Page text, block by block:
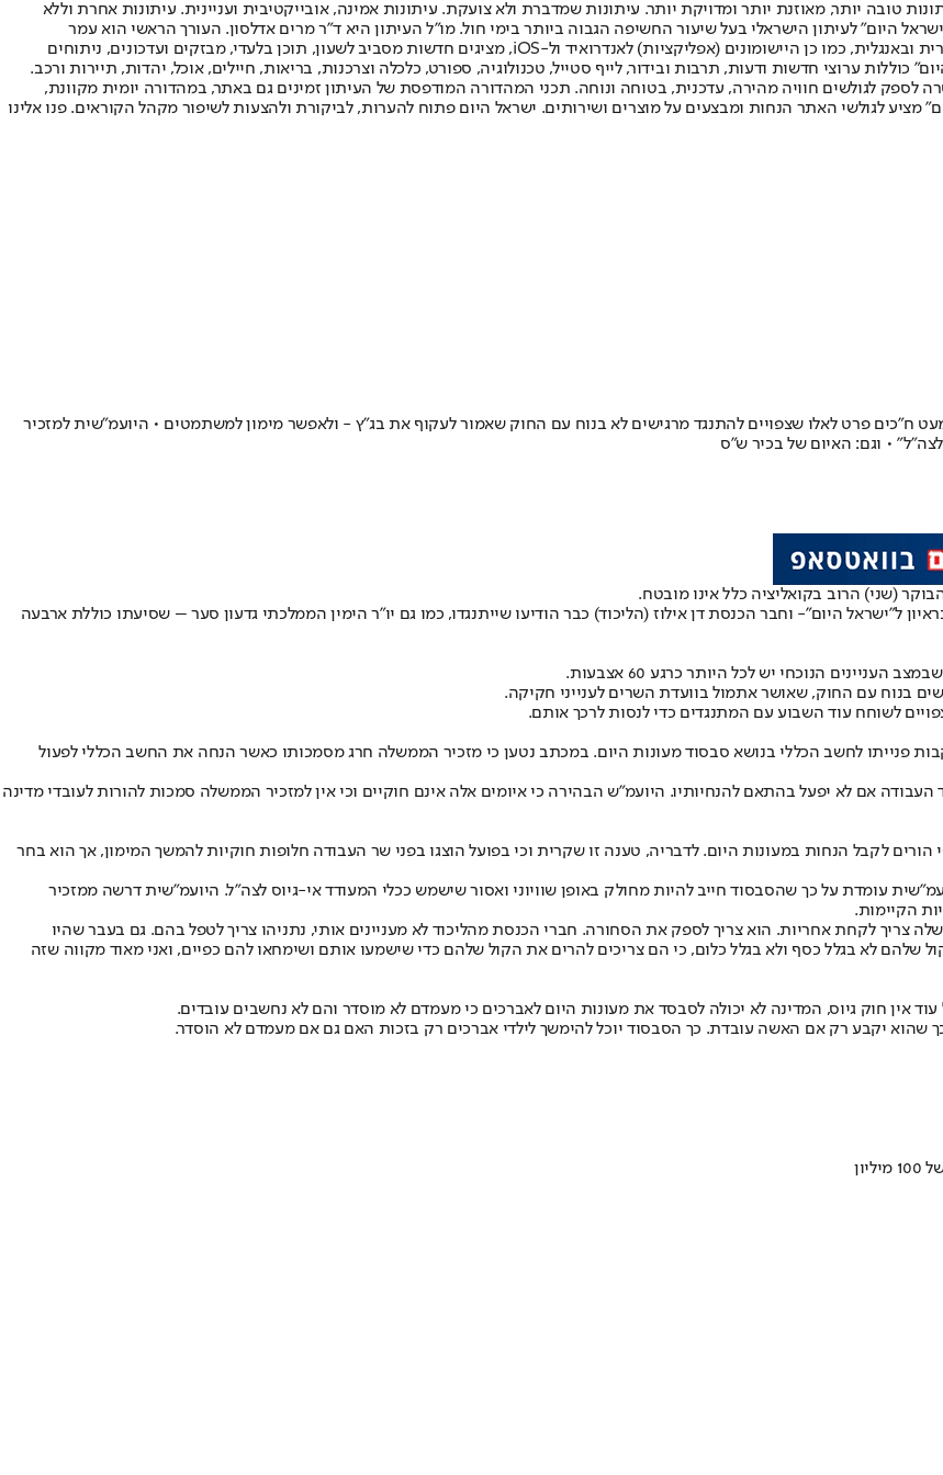
טובה יותר, מאוזנת יותר ומדויקת יותר. עיתונות שמדברת ולא צועקת. עיתונות אמינה, אובייקטיבית ועניינית. עיתונות אחרת וללא
המודפסת הראשונה פורסמה ב-30 ביולי 2007, וב-2010 הפך "ישראל היום" לעיתון הישראלי בעל שיעור החשיפה הגבוה ביותר בימי חול. מו"ל העיתון היא ד"ר מרים אדלסון. העורך הראשי הוא עמר
לחמנוביץ, והעורך המייסד הוא עמוס רגב. אתרי האינטרנט של "ישראל היום" בעברית ובאנגלית, כמו כן היישומונים (אפליקציות) לאנדרואיד ול-iOS, מציגים חדשות מסביב לשעון, תוכן בלעדי, מבזקים ועדכונים, ניתוחים
כוללות ערוצי חדשות ודעות, תרבות ובידור, לייף סטייל, טכנולוגיה, ספורט, כלכלה וצרכנות, בריאות, חיילים, אוכל, יהדות, תיירות ורכב.
לספק לגולשים חוויה מהירה, עדכנית, בטוחה ונוחה. תכני המהדורה המודפסת של העיתון זמינים גם באתר, במהדורה יומית מקוונת,
מציע לגולשי האתר הנחות ומבצעים על מוצרים ושירותים. ישראל היום פתוח להערות, לביקורת ולהצעות לשיפור מקהל הקוראים. פנו אלינו
• בנוסף, לא מעט ח"כים פרט לאלו שצפויים להתנגד מרגישים לא בנוח עם החוק שאמור לעקוף את בג"ץ - ולאפשר מימון למשתמטים • היועמ"שית למזכיר
• וגם: האיום של בכיר ש"ס
(שני) הרוב בקואליציה כלל אינו מובטח.
ל"ישראל היום"- וחבר הכנסת דן אילוז (הליכוד) כבר הודיעו שייתנגדו, כמו גם יו"ר הימין הממלכתי גדעון סער – שסיעתו כוללת ארבעה
הנוכחי יש לכל היותר כרגע 60 אצבעות.
בנוח עם החוק, שאושר אתמול בוועדת השרים לענייני חקיקה.
לשוחח עוד השבוע עם המתנגדים כדי לנסות לרכך אותם.
פנייתו לחשב הכללי בנושא סבסוד מעונות היום. במכתב נטען כי מזכיר הממשלה חרג מסמכותו כאשר הנחה את החשב הכללי לפעול
אם לא יפעל בהתאם להנחיותיו. היועמ"ש הבהירה כי איומים אלה אינם חוקיים וכי אין למזכיר הממשלה סמכות להורות לעובדי מדינה
לקבל הנחות במעונות היום. לדבריה, טענה זו שקרית וכי בפועל הוצגו בפני שר העבודה חלופות חוקיות להמשך המימון, אך הוא בחר
בסבסוד מעונות היום. היועמ"שית עומדת על כך שהסבסוד חייב להיות מחולק באופן שוויוני ואסור שישמש ככלי המעודד אי-גיוס לצה"ל. היועמ"שית דרשה ממזכיר
הקיימות.
צריך לקחת אחריות. הוא צריך לספק את הסחורה. חברי הכנסת מהליכוד לא מעניינים אותי, נתניהו צריך לטפל בהם. גם בעבר שהיו
שלהם לא בגלל כסף ולא בגלל כלום, כי הם צריכים להרים את הקול שלהם כדי שישמעו אותם ושימחאו להם כפיים, ואני מאוד מקווה שזה
אין חוק גיוס, המדינה לא יכולה לסבסד את מעונות היום לאברכים כי מעמדם לא מוסדר והם לא נחשבים עובדים.
שהוא יקבע רק אם האשה עובדת. כך הסבסוד יוכל להימשך לילדי אברכים רק בזכות האם גם אם מעמדם לא הוסדר.